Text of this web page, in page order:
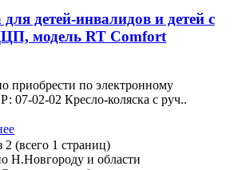
детей-инвалидов и детей с
модель RT Comfort
приобрести по электронному
07-02-02 Кресло-коляска с руч..
(всего 1 страниц)
Н.Новгороду и области